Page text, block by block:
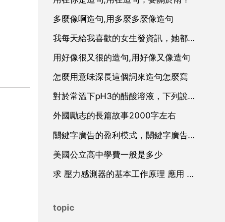
多麼像啊造句,用多麼多麼像造句
我每天給我喜歡的女生發資訊，她都一直不理我，我該放棄嗎
用好像很又很的造句,用好像又像造句
怎麼用意味深長這個詞來造句怎麼寫
對於常溫下pH3的醋酸溶液，下列說法正確的是AC
外國勵志的長篇故事2000字左右
關鍵字廣告的盈利模式，關鍵字廣告廣告
美國公立高中學費一般是多少
求 壓力感測器的基本工作原理 應用 和設計 方面的資料
topic